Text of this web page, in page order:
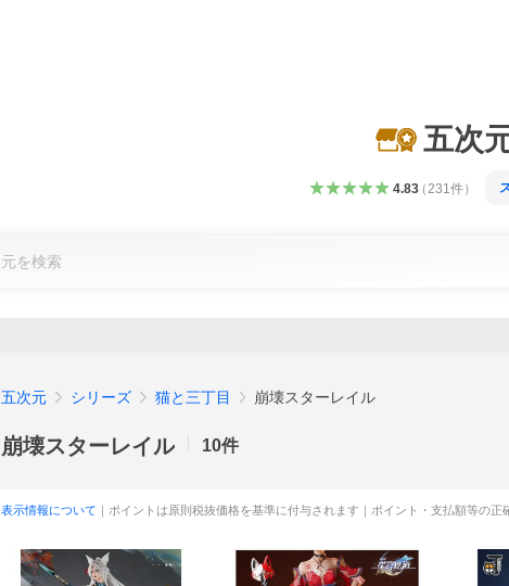
五次
4.83（ 231 件）
五次元 シリーズ 猫と三丁目 崩壊スターレイル
崩壊スターレイル 10件
表示情報について ｜ポイントは原則税抜価格を基準に付与されます｜ポイント・支払額等の